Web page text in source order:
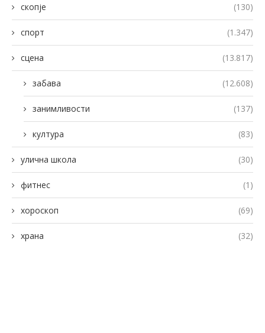
скопје (130)
спорт (1.347)
сцена (13.817)
забава (12.608)
занимливости (137)
култура (83)
улична школа (30)
фитнес (1)
хороскоп (69)
храна (32)